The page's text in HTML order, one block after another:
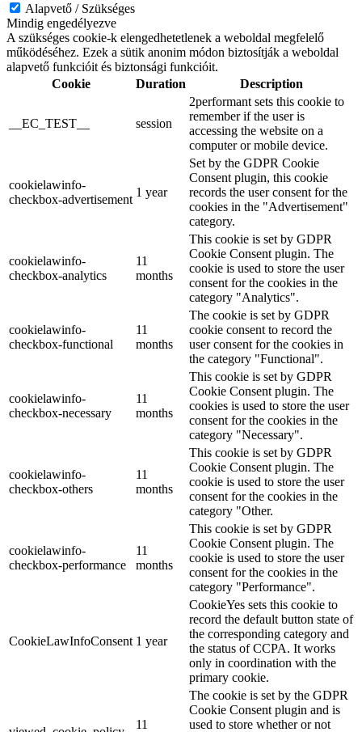
Alapvető / Szükséges
Mindig engedélyezve
A szükséges cookie-k elengedhetetlenek a weboldal megfelelő
működéséhez. Ezek a sütik anonim módon biztosítják a weboldal
alapvető funkcióit és biztonsági funkcióit.
Cookie
Duration Description
__EC_TEST__ session
2performant sets this cookie to
remember if the user is
accessing the website on a
computer or mobile device.
cookielawinfo-
checkbox-advertisement
1 year
Set by the GDPR Cookie
Consent plugin, this cookie
records the user consent for the
cookies in the "Advertisement"
category.
cookielawinfo-
checkbox-analytics
11
months
This cookie is set by GDPR
Cookie Consent plugin. The
cookie is used to store the user
consent for the cookies in the
category "Analytics".
cookielawinfo-
checkbox-functional
11
months
The cookie is set by GDPR
cookie consent to record the
user consent for the cookies in
the category "Functional".
cookielawinfo-
checkbox-necessary
11
months
This cookie is set by GDPR
Cookie Consent plugin. The
cookies is used to store the user
consent for the cookies in the
category "Necessary".
cookielawinfo-
checkbox-others
11
months
This cookie is set by GDPR
Cookie Consent plugin. The
cookie is used to store the user
consent for the cookies in the
category "Other.
cookielawinfo-
checkbox-performance
11
months
This cookie is set by GDPR
Cookie Consent plugin. The
cookie is used to store the user
consent for the cookies in the
category "Performance".
CookieLawInfoConsent 1 year
CookieYes sets this cookie to
record the default button state of
the corresponding category and
the status of CCPA. It works
only in coordination with the
primary cookie.
11
The cookie is set by the GDPR
Cookie Consent plugin and is
used to store whether or not